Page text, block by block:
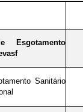
Esgotamento
Sanitário